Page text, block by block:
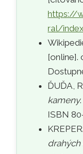
https://
ral/
[online].
ĎUĎA,
kameny
ISBN
drahých